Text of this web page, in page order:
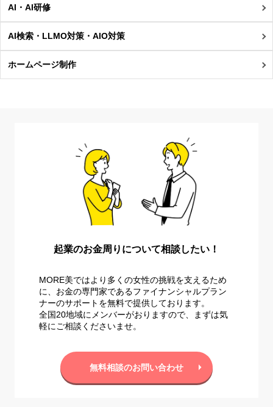
AI・AI研修
AI検索・LLMO対策・AIO対策
ホームページ制作
起業のお金周りについて相談したい！
MORE美ではより多くの女性の挑戦を支えるため
に、お金の専門家であるファイナンシャルプラン
ナーのサポートを無料で提供しております。
全国20地域にメンバーがおりますので、まずは気
軽にご相談くださいませ。
無料相談のお問い合わせ